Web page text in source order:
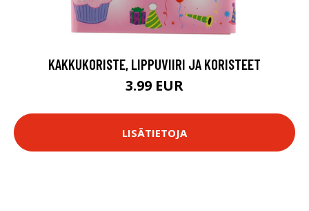
KAKKUKORISTE, LIPPUVIIRI JA KORISTEET
3.99 EUR
LISÄTIETOJA